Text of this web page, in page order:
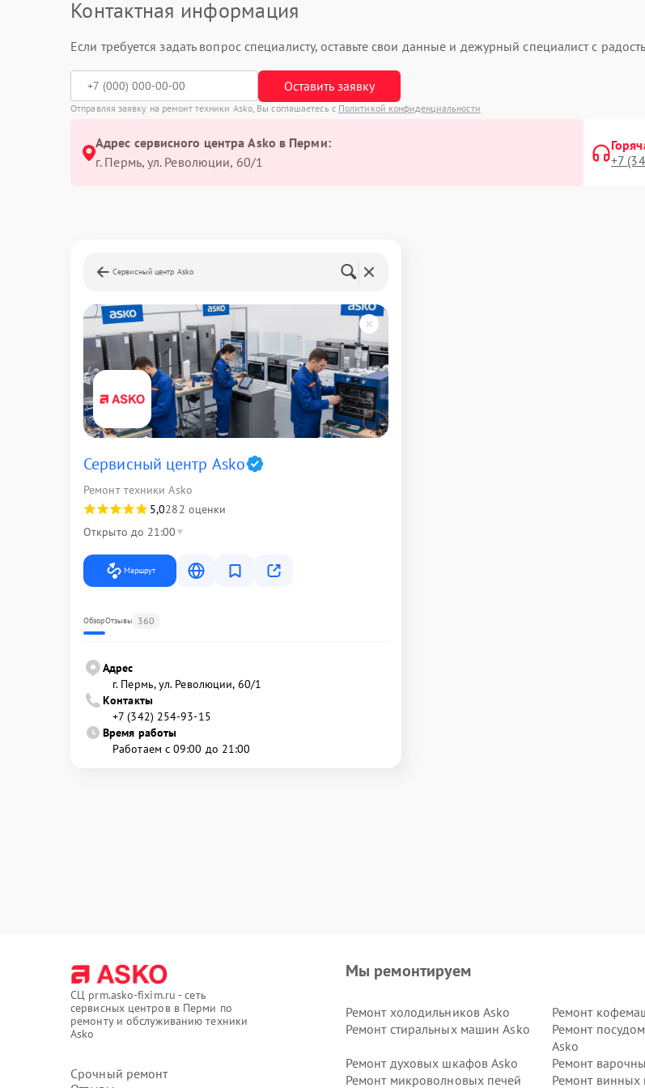
Контактная информация
Если требуется задать вопрос специалисту, оставьте свои данные и дежурный специалист с
Оставить заявку
Отправляя заявку на ремонт техники Asko, Вы соглашаетесь с Политикой конфиденциальности
Адрес сервисного центра Asko в Перми:
г. Пермь, ул. ​Революции, 60/1
+7
Сервисный центр Asko
Сервисный центр Asko
Ремонт техники Asko
5,0282 оценки
Открыто до 21:00
Маршрут
ОбзорОтзывы 360
Адрес
г. Пермь, ул. ​Революции, 60/1
Контакты
+7 (342) 254-93-15
Время работы
Работаем с 09:00 до 21:00
СЦ prm.asko-fixim.ru - сеть
сервисных центров в Перми по
ремонту и обслуживанию техники
Asko
Срочный ремонт
Мы ремонтируем
Ремонт холодильников Asko
Ремонт
Ремонт стиральных машин Asko
Ремонт
Asko
Ремонт духовых шкафов Asko
Ремонт
Ремонт микроволновых печей
Ремонт